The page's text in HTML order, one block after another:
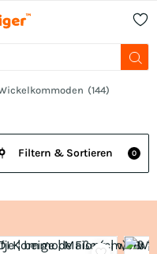
(144)
Filtern & Sortieren 0